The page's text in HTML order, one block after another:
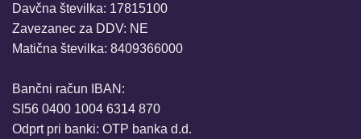
Davčna številka: 17815100
Zavezanec za DDV: NE
Matična številka: 8409366000
Bančni račun IBAN:
SI56 0400 1004 6314 870
Odprt pri banki: OTP banka d.d.